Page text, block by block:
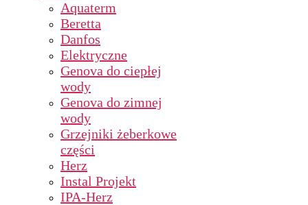
Aquaterm
Beretta
Danfos
Elektryczne
Genova do ciepłej
wody
Genova do zimnej
wody
Grzejniki żeberkowe
części
Herz
Instal Projekt
IPA-Herz